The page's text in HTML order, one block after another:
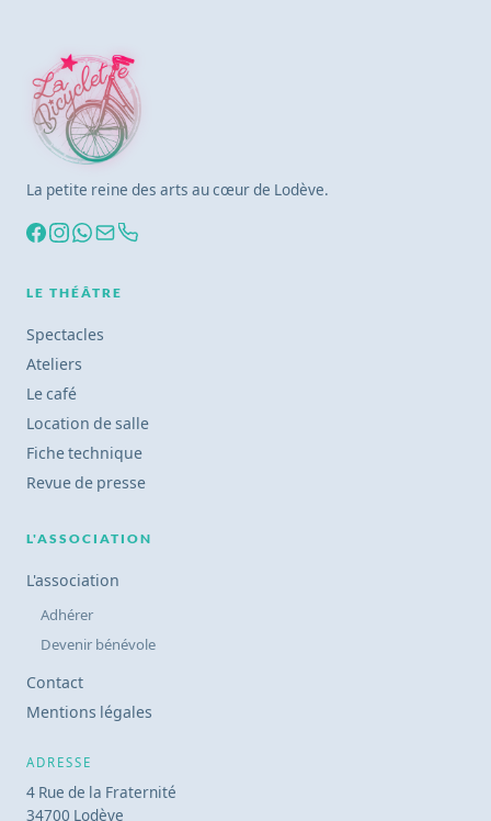
La petite reine des arts au cœur de Lodève.
LE THÉÂTRE
Spectacles
Ateliers
Le café
Location de salle
Fiche technique
Revue de presse
L'ASSOCIATION
L'association
Adhérer
Devenir bénévole
Contact
Mentions légales
ADRESSE
4 Rue de la Fraternité
34700 Lodève